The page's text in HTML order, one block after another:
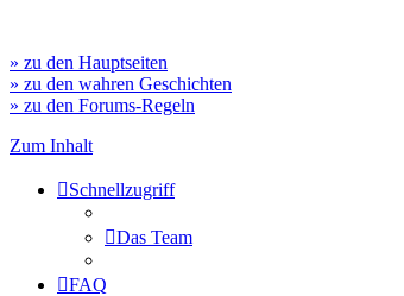
» zu den Hauptseiten
» zu den wahren Geschichten
» zu den Forums-Regeln
Zum Inhalt
Schnellzugriff
Das Team
FAQ